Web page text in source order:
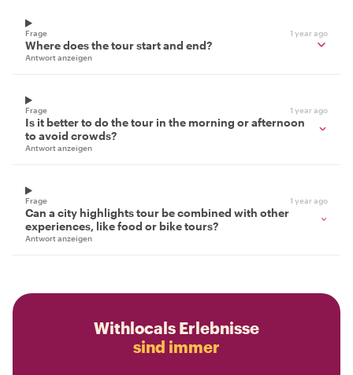
Frage 1 year ago
Where does the tour start and end?
Antwort anzeigen
Frage 1 year ago
Is it better to do the tour in the morning or afternoon
to avoid crowds?
Antwort anzeigen
Frage 1 year ago
Can a city highlights tour be combined with other
experiences, like food or bike tours?
Antwort anzeigen
Withlocals Erlebnisse
sind immer